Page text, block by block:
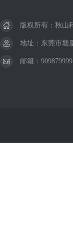
版权所有：秋山
地址：东莞市塘
邮箱：